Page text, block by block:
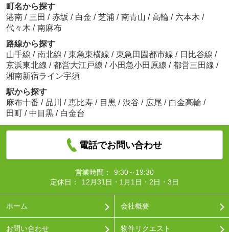
町名から探す
港南 / 三田 / 赤坂 / 白金 / 芝浦 / 南青山 / 高輪 / 六本木 /
代々木 / 南麻布
路線から探す
山手線 / 南北線 / 東急東横線 / 東急田園都市線 / 日比谷線 /
京浜東北線 / 都営大江戸線 / 小田急小田原線 / 都営三田線 /
湘南新宿ライン宇須
駅から探す
麻布十番 / 品川 / 恵比寿 / 目黒 / 渋谷 / 広尾 / 白金高輪 /
田町 / 中目黒 / 白金台
電話でお問い合わせ
営業時間：
9:30～19:30
定休日：
12月31日・1月1日・2日・3日
ホーム 会社概要
お問い合わせ 物件リクエスト